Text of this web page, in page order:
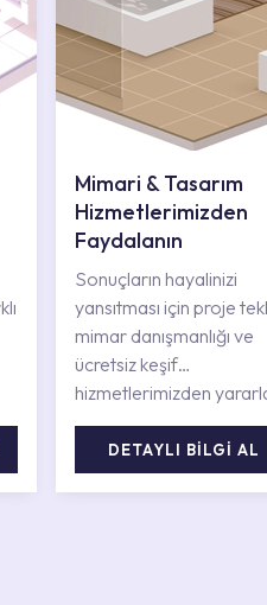
Mimari & Tasarım
Hizmetlerimizden
Faydalanın
Sonuçların hayalinizi
yansıtması için proje
mimar danışmanlığı ve
ücretsiz keşif
hizmetlerimizden
DETAYLI BİLGİ AL